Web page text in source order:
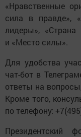
«Нравственные
сила в правде»,
лидеры», «Страна
и «Место силы».
Для удобства
чат-бот в
ответы на
Кроме того,
по телефону:
Президентский